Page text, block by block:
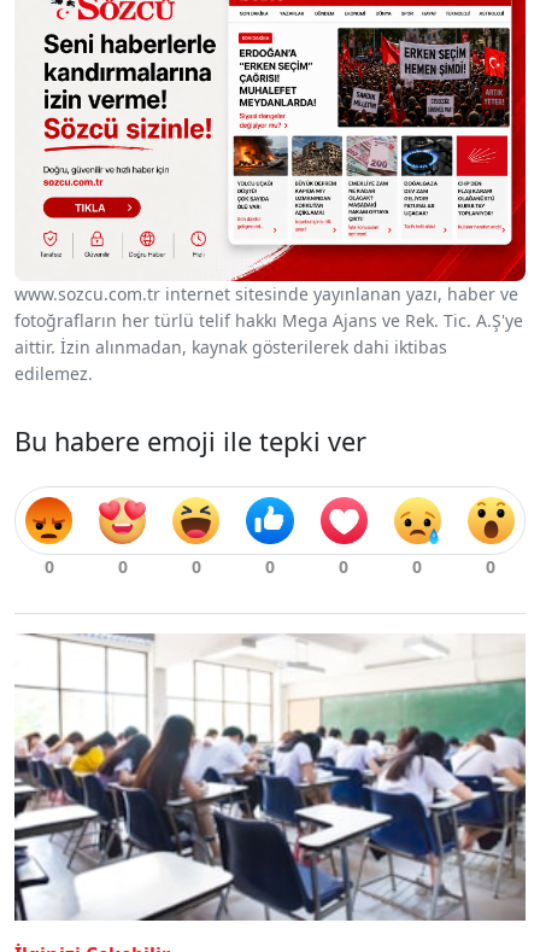
www.sozcu.com.tr internet sitesinde yayınlanan yazı, haber ve
fotoğrafların her türlü telif hakkı Mega Ajans ve Rek. Tic. A.Ş'ye
aittir. İzin alınmadan, kaynak gösterilerek dahi iktibas
edilemez.
Bu habere emoji ile tepki ver